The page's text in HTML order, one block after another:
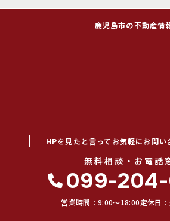
鹿児島市の不動産情
HPを見たと言ってお気軽にお問い
無料相談・お電話
099-
営業時間：9:00〜18:00定休日